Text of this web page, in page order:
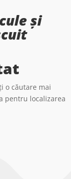
și
o căutare mai
pentru localizarea